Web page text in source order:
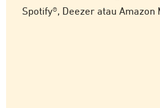
Spotify®, Deezer atau Amazon